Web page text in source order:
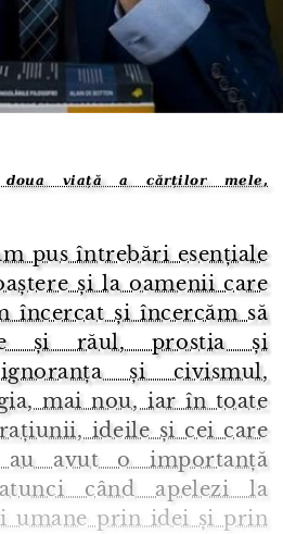
viață a cărților mele ,
pus întrebări esențiale
și la oamenii care
încercat și încercăm să
și răul, prostia și
ignoranța și civismul,
mai nou, iar în toate
ideile și cei care
au avut o importanță
când apelezi la
umane prin idei și prin